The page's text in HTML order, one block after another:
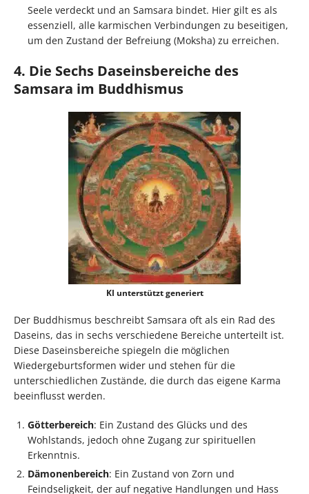
Seele verdeckt und an Samsara bindet. Hier gilt es als
essenziell, alle karmischen Verbindungen zu beseitigen,
um den Zustand der Befreiung (Moksha) zu erreichen.
4. Die Sechs Daseinsbereiche des
Samsara im Buddhismus
KI unterstützt generiert
Der Buddhismus beschreibt Samsara oft als ein Rad des
Daseins, das in sechs verschiedene Bereiche unterteilt ist.
Diese Daseinsbereiche spiegeln die möglichen
Wiedergeburtsformen wider und stehen für die
unterschiedlichen Zustände, die durch das eigene Karma
beeinflusst werden.
Götterbereich: Ein Zustand des Glücks und des
Wohlstands, jedoch ohne Zugang zur spirituellen
Erkenntnis.
Dämonenbereich: Ein Zustand von Zorn und
Feindseligkeit, der auf negative Handlungen und Hass